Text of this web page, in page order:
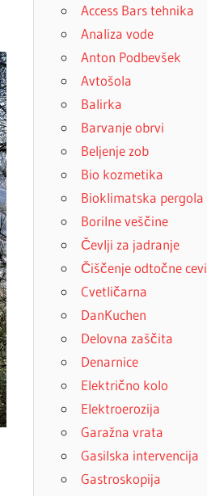
Access Bars tehnika
Analiza vode
Anton Podbevšek
Avtošola
Balirka
Barvanje obrvi
Beljenje zob
Bio kozmetika
Bioklimatska pergola
Borilne veščine
Čevlji za jadranje
Čiščenje odtočne cevi
Cvetličarna
DanKuchen
Delovna zaščita
Denarnice
Električno kolo
Elektroerozija
Garažna vrata
Gasilska intervencija
Gastroskopija